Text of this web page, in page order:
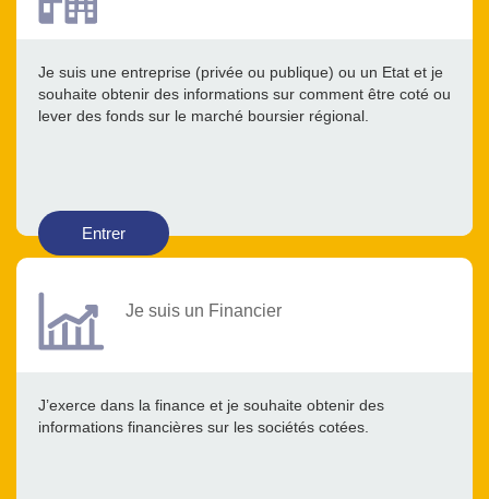
Je suis une entreprise (privée ou publique) ou un Etat et je
souhaite obtenir des informations sur comment être coté ou
lever des fonds sur le marché boursier régional.
Entrer
Je suis un Financier
J’exerce dans la finance et je souhaite obtenir des
informations financières sur les sociétés cotées.